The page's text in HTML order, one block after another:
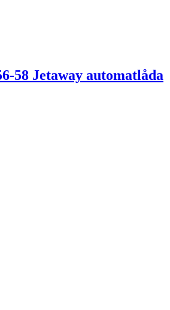
58 Jetaway automatlåda